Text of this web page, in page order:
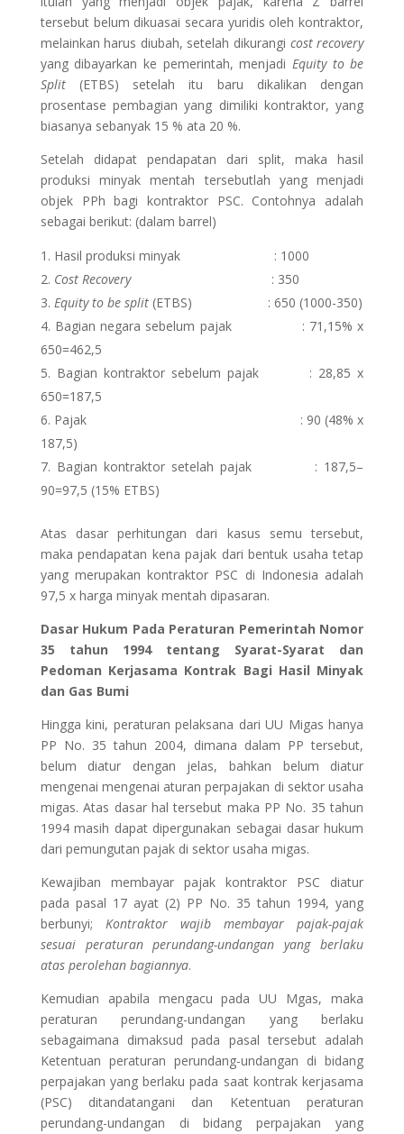
tersebut belum dikuasai secara yuridis oleh kontraktor,
melainkan harus diubah, setelah dikurangi cost recovery
yang dibayarkan ke pemerintah, menjadi Equity to be
Split (ETBS) setelah itu baru dikalikan dengan
prosentase pembagian yang dimiliki kontraktor, yang
biasanya sebanyak 15 % ata 20 %.
Setelah didapat pendapatan dari split, maka hasil
produksi minyak mentah tersebutlah yang menjadi
objek PPh bagi kontraktor PSC. Contohnya adalah
sebagai berikut: (dalam barrel)
Hasil produksi minyak : 1000
Cost Recovery: 350
Equity to be split(ETBS) : 650 (1000-350)
Bagian negara sebelum pajak : 71,15% x
650=462,5
Bagian kontraktor sebelum pajak : 28,85 x
650=187,5
Pajak : 90 (48% x
187,5)
Bagian kontraktor setelah pajak : 187,5–
90=97,5 (15% ETBS)
Atas dasar perhitungan dari kasus semu tersebut,
maka pendapatan kena pajak dari bentuk usaha tetap
yang merupakan kontraktor PSC di Indonesia adalah
97,5 x harga minyak mentah dipasaran.
Dasar Hukum Pada Peraturan Pemerintah Nomor
35 tahun 1994 tentang Syarat-Syarat dan
Pedoman Kerjasama Kontrak Bagi Hasil Minyak
dan Gas Bumi
Hingga kini, peraturan pelaksana dari UU Migas hanya
PP No. 35 tahun 2004, dimana dalam PP tersebut,
belum diatur dengan jelas, bahkan belum diatur
mengenai mengenai aturan perpajakan di sektor usaha
migas. Atas dasar hal tersebut maka PP No. 35 tahun
1994 masih dapat dipergunakan sebagai dasar hukum
dari pemungutan pajak di sektor usaha migas.
Kewajiban membayar pajak kontraktor PSC diatur
pada pasal 17 ayat (2) PP No. 35 tahun 1994, yang
berbunyi; Kontraktor wajib membayar pajak-pajak
sesuai peraturan perundang-undangan yang berlaku
atas perolehan bagiannya.
Kemudian apabila mengacu pada UU Mgas, maka
peraturan perundang-undangan yang berlaku
sebagaimana dimaksud pada pasal tersebut adalah
Ketentuan peraturan perundang-undangan di bidang
perpajakan yang berlaku pada saat kontrak kerjasama
(PSC) ditandatangani dan Ketentuan peraturan
perundang-undangan di bidang perpajakan yang